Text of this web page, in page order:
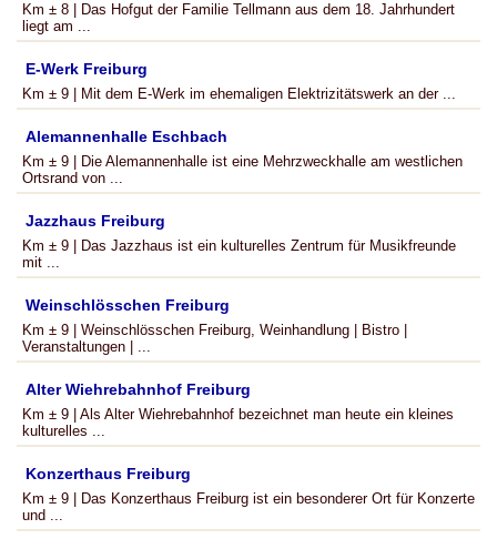
Km ± 8 | Das Hofgut der Familie Tellmann aus dem 18. Jahrhundert
liegt am ...
E-Werk Freiburg
Km ± 9 | Mit dem E-Werk im ehemaligen Elektrizitätswerk an der ...
Alemannenhalle Eschbach
Km ± 9 | Die Alemannenhalle ist eine Mehrzweckhalle am westlichen
Ortsrand von ...
Jazzhaus Freiburg
Km ± 9 | Das Jazzhaus ist ein kulturelles Zentrum für Musikfreunde
mit ...
Weinschlösschen Freiburg
Km ± 9 | Weinschlösschen Freiburg, Weinhandlung | Bistro |
Veranstaltungen | ...
Alter Wiehrebahnhof Freiburg
Km ± 9 | Als Alter Wiehrebahnhof bezeichnet man heute ein kleines
kulturelles ...
Konzerthaus Freiburg
Km ± 9 | Das Konzerthaus Freiburg ist ein besonderer Ort für Konzerte
und ...